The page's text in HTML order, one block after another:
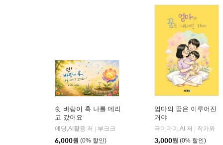
쉿 바람이 훅 나를 데리
고 갔어요
예당,AI활용 저
부크크
6,000원 (0% 할인)
엄마의 꿈은 이루어진
거야
극미마미,AI 저
작가와
3,000원 (0% 할인)